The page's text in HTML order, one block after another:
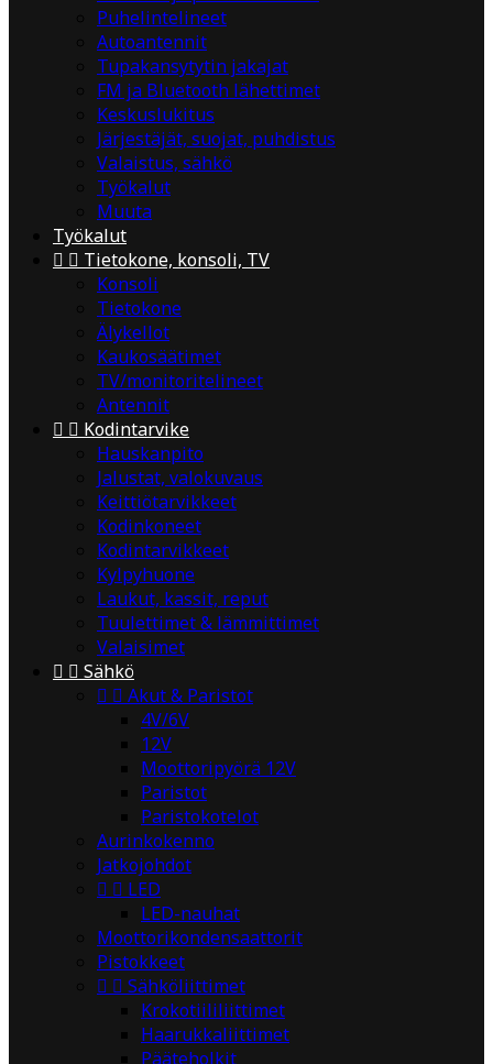
Puhelintelineet
Autoantennit
Tupakansytytin jakajat
FM ja Bluetooth lähettimet
Keskuslukitus
Järjestäjät, suojat, puhdistus
Valaistus, sähkö
Työkalut
Muuta
Työkalut
  Tietokone, konsoli, TV
Konsoli
Tietokone
Älykellot
Kaukosäätimet
TV/monitoritelineet
Antennit
  Kodintarvike
Hauskanpito
Jalustat, valokuvaus
Keittiötarvikkeet
Kodinkoneet
Kodintarvikkeet
Kylpyhuone
Laukut, kassit, reput
Tuulettimet & lämmittimet
Valaisimet
  Sähkö
  Akut & Paristot
4V/6V
12V
Moottoripyörä 12V
Paristot
Paristokotelot
Aurinkokenno
Jatkojohdot
  LED
LED-nauhat
Moottorikondensaattorit
Pistokkeet
  Sähköliittimet
Krokotiililiittimet
Haarukkaliittimet
Pääteholkit